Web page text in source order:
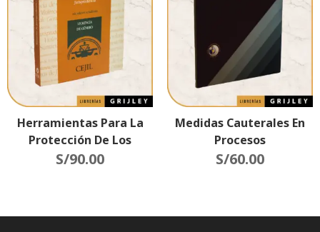
Herramientas Para La
Protección De Los
Derechos Humanos
S/90.00
Medidas Cauterales En
Procesos
Constitucionales
S/60.00